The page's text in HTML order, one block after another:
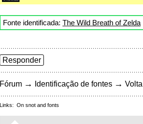
Fonte identificada: The Wild Breath of Zelda
Responder
Fórum → Identificação de fontes →
Links: On snot and fonts